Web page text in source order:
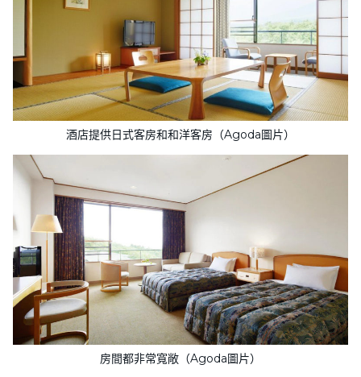
酒店提供日式客房和和洋客房（Agoda圖片）
房間都非常寬敞（Agoda圖片）